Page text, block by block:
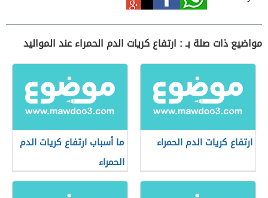
مواضيع ذات صلة بـ : ارتفاع كريات الدم الحمراء عند المواليد
ارتفاع كريات الدم الحمراء
ما أسباب ارتفاع كريات الدم
الحمراء